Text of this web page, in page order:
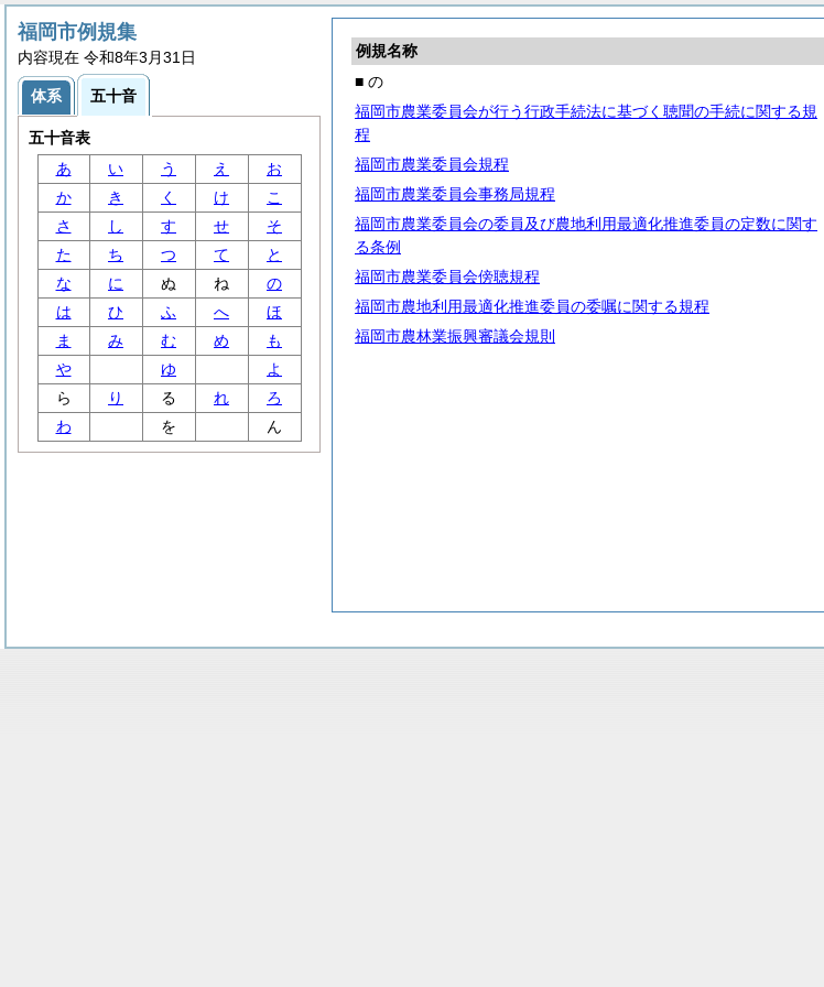
例規名称
■ の
福岡市農業委員会が行う行政手続法に基づく聴聞の手続に関する規
程
福岡市農業委員会規程
福岡市農業委員会事務局規程
福岡市農業委員会の委員及び農地利用最適化推進委員の定数に関す
る条例
福岡市農業委員会傍聴規程
福岡市農地利用最適化推進委員の委嘱に関する規程
福岡市農林業振興審議会規則
福岡市例規集
内容現在 令和8年3月31日
体系 五十音
五十音表
あ
い う え
お
か
き く け
こ
さ
し す せ
そ
た
ち つ て
と
な
に ぬ ね
の
は
ひ ふ へ
ほ
ま
み む め
も
や
ゆ
よ
ら
り る れ
ろ
わ
を ん